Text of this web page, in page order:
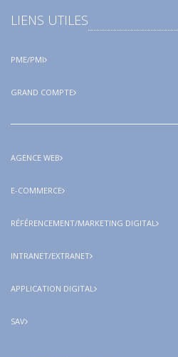
LIENS UTILES
PME/PMI
GRAND COMPTE
AGENCE WEB
E-COMMERCE
RÉFÉRENCEMENT/MARKETING DIGITAL
INTRANET/EXTRANET
APPLICATION DIGITAL
SAV